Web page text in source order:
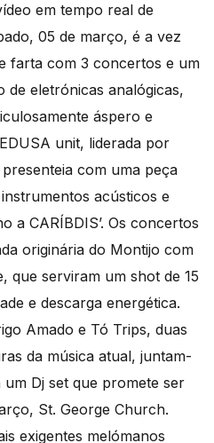
em tempo real de
05 de março, é a vez
farta com 3 concertos e um
de eletrónicas analógicas,
áspero e
unit, liderada por
com uma peça
acústicos e
a CARÍBDIS’. Os concertos
originária do Montijo com
que serviram um shot de 15
e descarga energética.
Amado e Tó Trips, duas
da música atual, juntam-
Dj set que promete ser
St. George Church.
exigentes melómanos